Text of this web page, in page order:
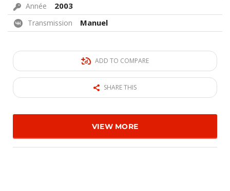
Année 2003
Transmission Manuel
ADD TO COMPARE
SHARE THIS
VIEW MORE